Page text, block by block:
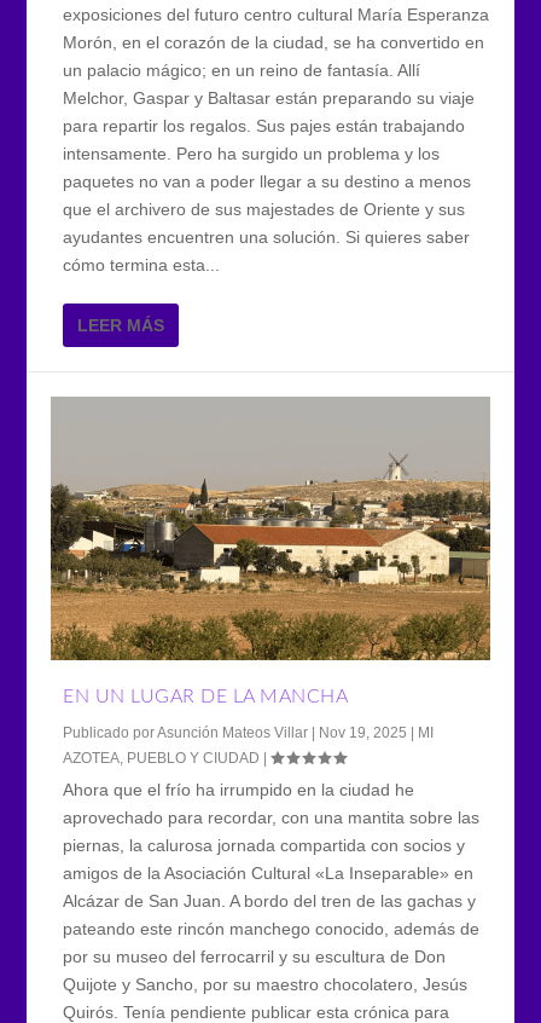
exposiciones del futuro centro cultural María Esperanza
Morón, en el corazón de la ciudad, se ha convertido en
un palacio mágico; en un reino de fantasía. Allí
Melchor, Gaspar y Baltasar están preparando su viaje
para repartir los regalos. Sus pajes están trabajando
intensamente. Pero ha surgido un problema y los
paquetes no van a poder llegar a su destino a menos
que el archivero de sus majestades de Oriente y sus
ayudantes encuentren una solución. Si quieres saber
cómo termina esta...
LEER MÁS
EN UN LUGAR DE LA MANCHA
Publicado porAsunción Mateos Villar | Nov 19, 2025 | MI
AZOTEA PUEBLO Y CIUDAD |
Ahora que el frío ha irrumpido en la ciudad he
aprovechado para recordar, con una mantita sobre las
piernas, la calurosa jornada compartida con socios y
amigos de la Asociación Cultural «La Inseparable» en
Alcázar de San Juan. A bordo del tren de las gachas y
pateando este rincón manchego conocido, además de
por su museo del ferrocarril y su escultura de Don
Quijote y Sancho, por su maestro chocolatero, Jesús
Quirós. Tenía pendiente publicar esta crónica para